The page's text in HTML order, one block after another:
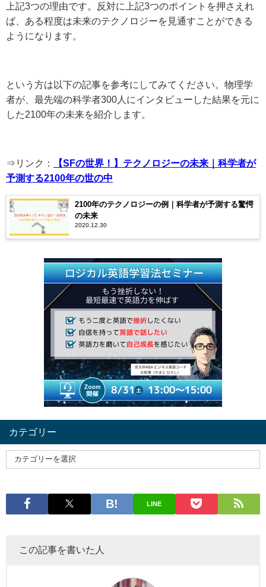
上記3つの理由です。反対に上記3つのポイントを押さえれ
ば、ある程度は未来のテクノロジーを見通すことができる
ようになります。
という方は以下の記事を参考にしてみてください。物理学
者が、最先端の科学者300人にインタビューした結果を元に
した2100年の未来を紹介します。
⇒リンク：
【SFの世界！】テクノロジーの未来｜科学者が
予測する2100年の世の中
2100年のテクノロジーの例｜科学者が予測する驚愕
の未来
2020.12.30
カテゴリー
LINE
この記事を書いた人